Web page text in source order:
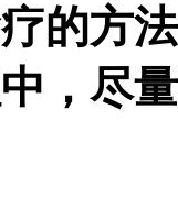
的方
，尽